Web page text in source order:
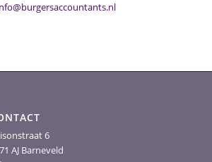
6
AJ Barneveld